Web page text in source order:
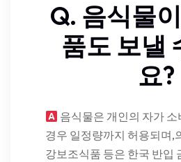
Q. 음식물
품도 보낼
요?
음식물은 개인의 자가
경우 일정량까지 허용되며,
강보조식품 등은 한국 반입